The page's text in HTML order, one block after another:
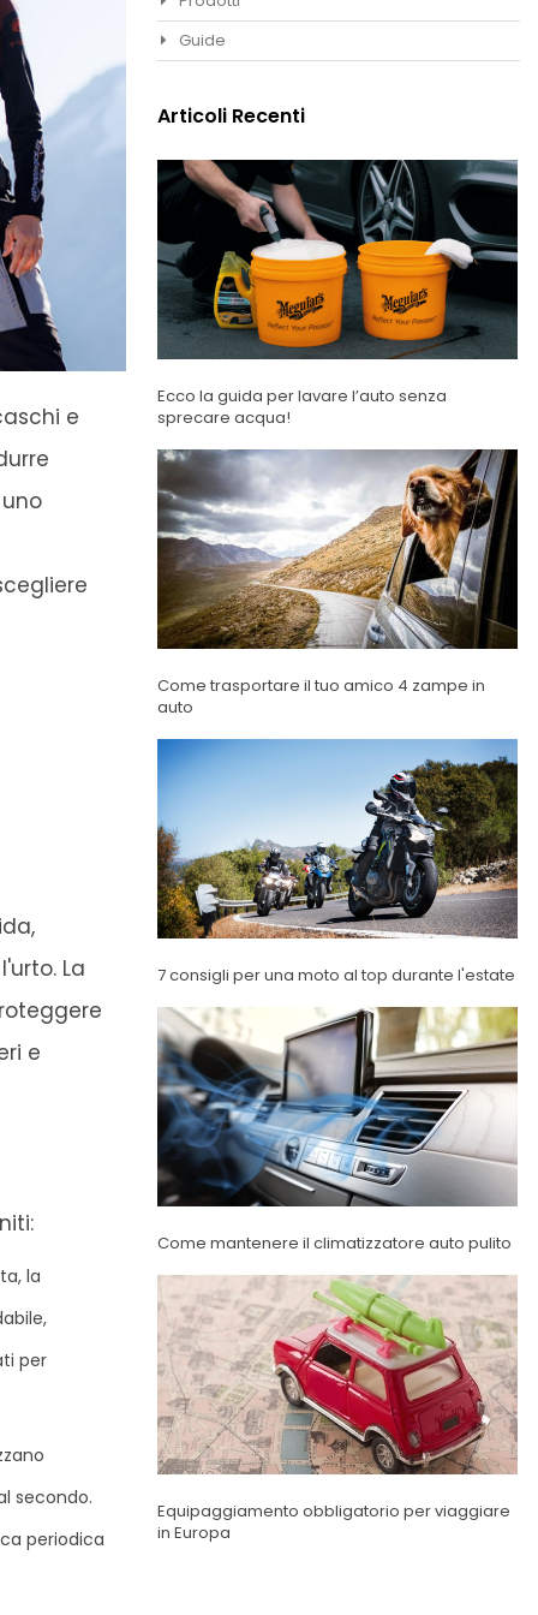
e
La
e
la
per
secondo.
periodica
Guide
Articoli Recenti
Ecco la guida per lavare l’auto senza
sprecare acqua!
Come trasportare il tuo amico 4 zampe in
auto
7 consigli per una moto al top durante l'estate
Come mantenere il climatizzatore auto pulito
Equipaggiamento obbligatorio per viaggiare
in Europa